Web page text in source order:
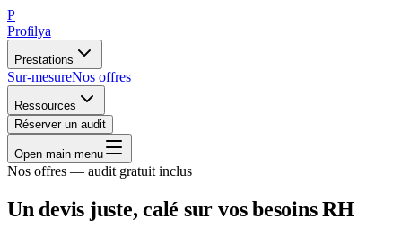
P
Profilya
Prestations
Sur-mesureNos offres
Ressources
Réserver un audit
Open main menu
Nos offres — audit gratuit inclus
Un devis juste, calé sur vos besoins RH